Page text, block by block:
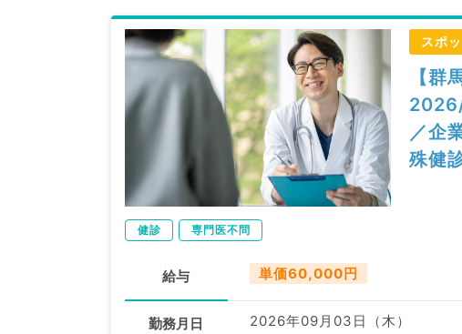
スポ
【群
／企
殊健
健診 専門医不問
給与 単価60,000円
勤務月日 2026年09月03日（木）